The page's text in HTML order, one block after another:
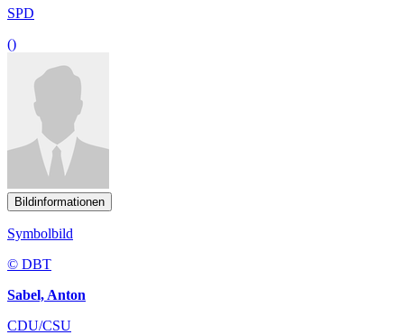
SPD
()
Bildinformationen
Symbolbild
© DBT
Sabel, Anton
CDU/CSU